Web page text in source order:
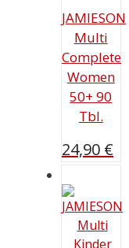
JAMIESON
Multi
Complete
Women
50+ 90
Tbl.
24,90 €